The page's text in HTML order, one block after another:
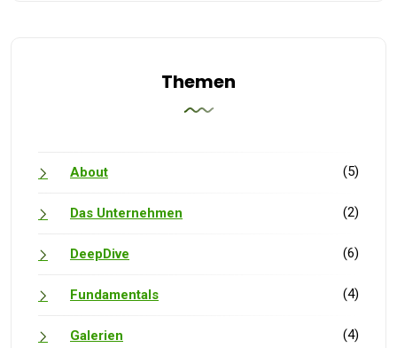
Themen
About (5)
Das Unternehmen (2)
DeepDive (6)
Fundamentals (4)
Galerien (4)